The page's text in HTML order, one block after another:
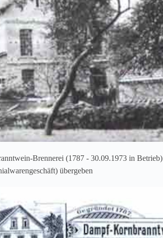
Brennerei (1787 - 30.09.1973 in Betrieb)
übergeben